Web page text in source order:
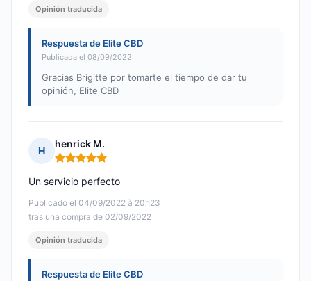
Opinión traducida
Respuesta de Elite CBD
Publicada el 08/09/2022
Gracias Brigitte por tomarte el tiempo de dar tu
opinión, Elite CBD
H
henrick M.
Nota: 5 de 5
Publicado el 04/09/2022 à 20h23
tras una compra de 02/09/2022
Un servicio perfecto
Opinión traducida
Respuesta de Elite CBD